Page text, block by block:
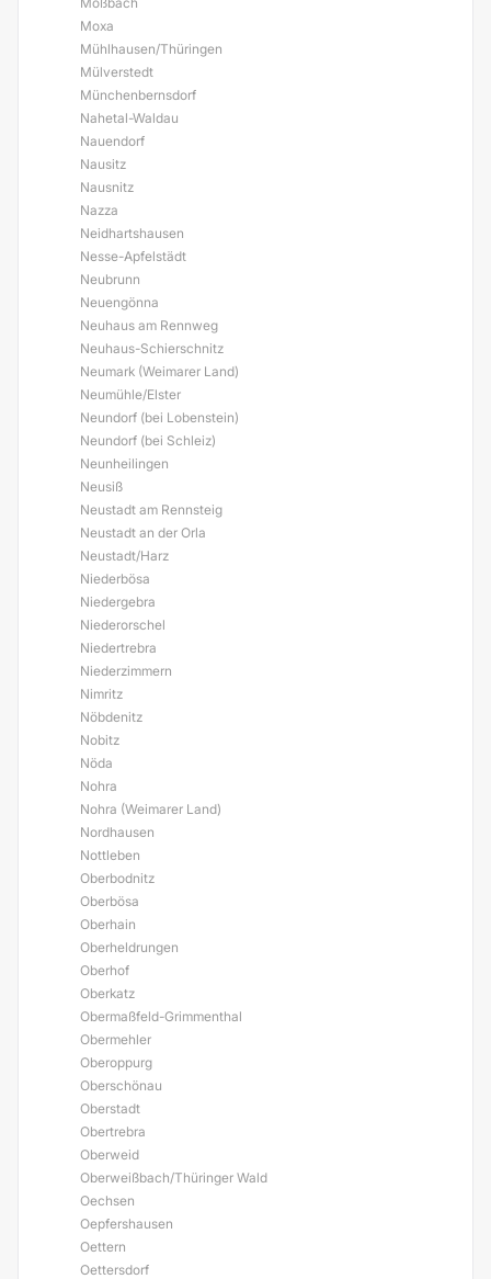
Moxa
Mühlhausen/Thüringen
Mülverstedt
Münchenbernsdorf
Nahetal-Waldau
Nauendorf
Nausitz
Nausnitz
Nazza
Neidhartshausen
Nesse-Apfelstädt
Neubrunn
Neuengönna
Neuhaus am Rennweg
Neuhaus-Schierschnitz
Neumark (Weimarer Land)
Neumühle/Elster
Neundorf (bei Lobenstein)
Neundorf (bei Schleiz)
Neunheilingen
Neusiß
Neustadt am Rennsteig
Neustadt an der Orla
Neustadt/Harz
Niederbösa
Niedergebra
Niederorschel
Niedertrebra
Niederzimmern
Nimritz
Nöbdenitz
Nobitz
Nöda
Nohra
Nohra (Weimarer Land)
Nordhausen
Nottleben
Oberbodnitz
Oberbösa
Oberhain
Oberheldrungen
Oberhof
Oberkatz
Obermaßfeld-Grimmenthal
Obermehler
Oberoppurg
Oberschönau
Oberstadt
Obertrebra
Oberweid
Oberweißbach/Thüringer Wald
Oechsen
Oepfershausen
Oettern
Oettersdorf